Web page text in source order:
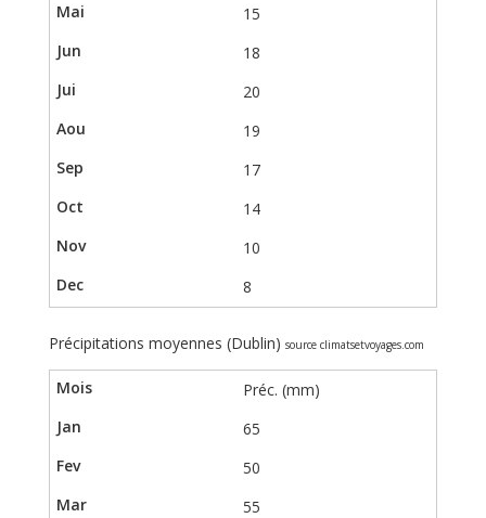
15
18
20
19
17
14
10
8
Précipitations moyennes (Dublin) source climatsetvoyages.com
Préc. (mm)
65
50
55